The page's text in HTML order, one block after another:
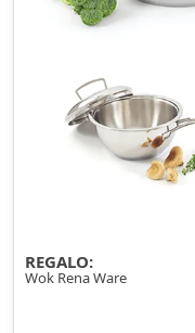
REGALO:
Wok Rena Ware